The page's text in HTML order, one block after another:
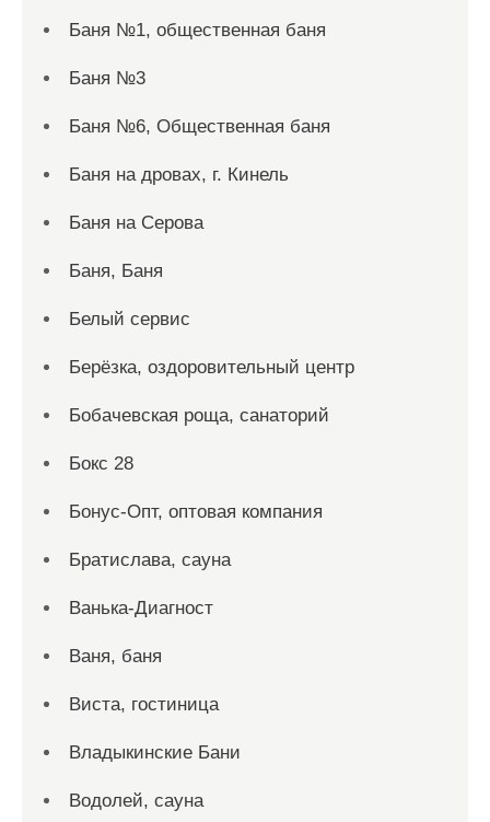
Баня №1, общественная баня
Баня №3
Баня №6, Общественная баня
Баня на дровах, г. Кинель
Баня на Серова
Баня, Баня
Белый сервис
Берёзка, оздоровительный центр
Бобачевская роща, санаторий
Бокс 28
Бонус-Опт, оптовая компания
Братислава, сауна
Ванька-Диагност
Ваня, баня
Виста, гостиница
Владыкинские Бани
Водолей, сауна